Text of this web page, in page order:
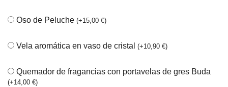
Oso de Peluche (+15,00 €)
Vela aromática en vaso de cristal (+10,90 €)
Quemador de fragancias con portavelas de gres Buda
(+14,00 €)